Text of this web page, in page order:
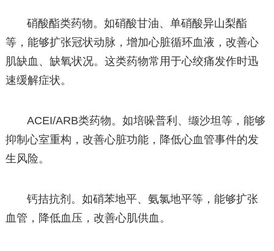
硝酸酯类药物。如硝酸甘油、单硝酸异山梨酯
等，能够扩张冠状动脉，增加心脏循环血液，改善心
肌缺血、缺氧状况。这类药物常用于心绞痛发作时迅
速缓解症状。
ACEI/ARB类药物。如培哚普利、缬沙坦等，能够
抑制心室重构，改善心脏功能，降低心血管事件的发
生风险。
钙拮抗剂。如硝苯地平、氨氯地平等，能够扩张
血管，降低血压，改善心肌供血。